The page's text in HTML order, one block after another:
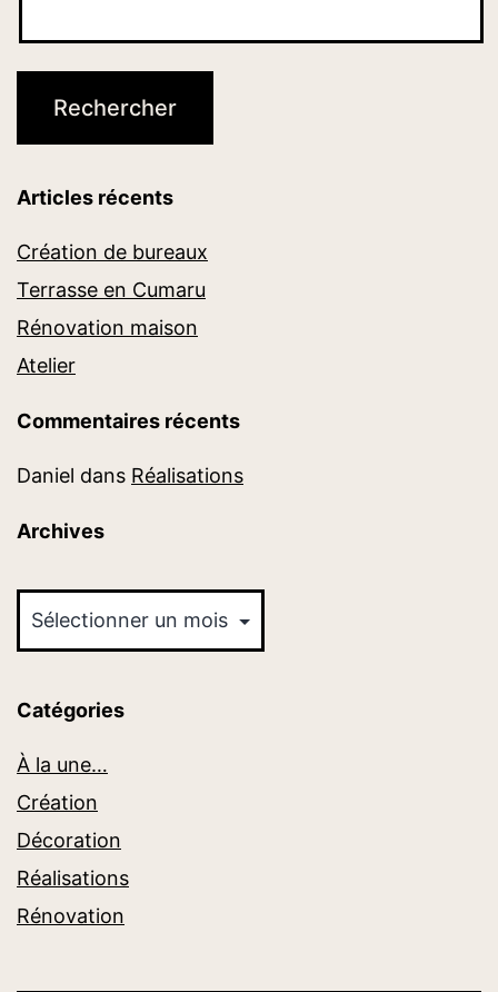
Articles récents
Création de bureaux
Terrasse en Cumaru
Rénovation maison
Atelier
Commentaires récents
Daniel dans Réalisations
Archives
Catégories
À la une…
Création
Décoration
Réalisations
Rénovation